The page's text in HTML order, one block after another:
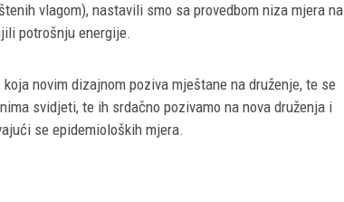
vlagom), nastavili smo sa provedbom niza mjera na
potrošnju energije.
novim dizajnom poziva mještane na druženje, te se
svidjeti, te ih srdačno pozivamo na nova druženja i
se epidemioloških mjera.